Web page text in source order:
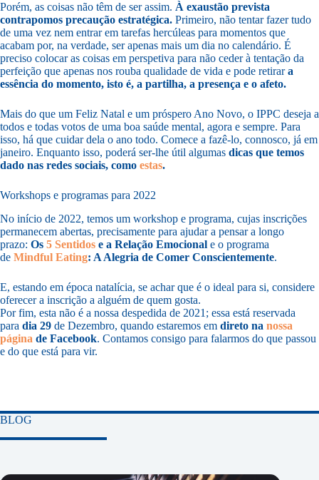
Porém, as coisas não têm de ser assim. À exaustão prevista
contrapomos precaução estratégica. Primeiro, não tentar fazer tudo
de uma vez nem entrar em tarefas hercúleas para momentos que
acabam por, na verdade, ser apenas mais um dia no calendário. É
preciso colocar as coisas em perspetiva para não ceder à tentação da
perfeição que apenas nos rouba qualidade de vida e pode retirara
essência do momento, isto é, a partilha, a presença e o afeto.
Mais do que um Feliz Natal e um próspero Ano Novo, o IPPC deseja a
todos e todas votos de uma boa saúde mental, agora e sempre. Para
isso, há que cuidar dela o ano todo. Comece a fazê-lo, connosco, já em
janeiro. Enquanto isso, poderá ser-lhe útil algumas dicas que temos
dado nas redes sociais, como estas.
Workshops e programas para 2022
No início de 2022, temos um workshop e programa, cujas inscrições
permanecem abertas, precisamente para ajudar a pensar a longo
prazo: Os 5 Sentidos e a Relação Emocional e o programa
de Mindful Eating: A Alegria de Comer Conscientemente.
E, estando em época natalícia, se achar que é o ideal para si, considere
oferecer a inscrição a alguém de quem gosta.
Por fim, esta não é a nossa despedida de 2021; essa está reservada
para dia 29 de Dezembro, quando estaremos em direto na nossa
página de Facebook. Contamos consigo para falarmos do que passou
e do que está para vir.
BLOG